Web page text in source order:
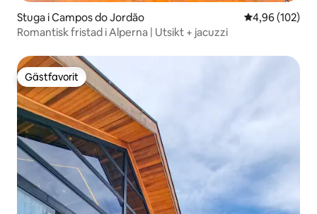
Stuga i Campos do Jordão 4,96 av 5 i
4,96 (102)
Romantisk fristad i Alperna | Utsikt + jacuzzi
Gästfavorit
Gästfavorit